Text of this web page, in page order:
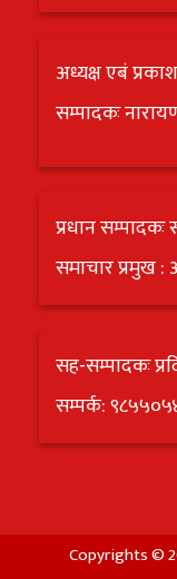
अध्यक्ष एबं
सम्पादकः
प्रधान
समाचार प्रमुख :
सह-सम्पादकः
सम्पर्क:
Copyrights ©